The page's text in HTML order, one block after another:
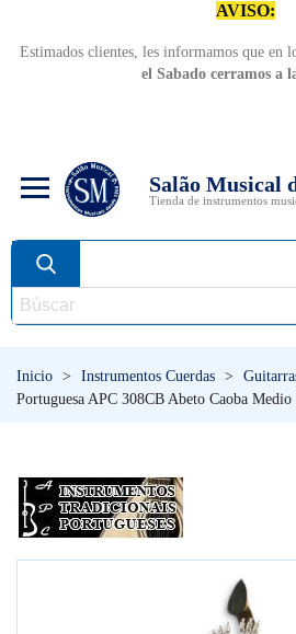
AVISO:
Estimados clientes, les informamos que en
el Sabado cerramos a
Salão Musical
Tienda de instrumentos
Inicio > Instrumentos Cuerdas >
Portuguesa APC 308CB Abeto Caoba